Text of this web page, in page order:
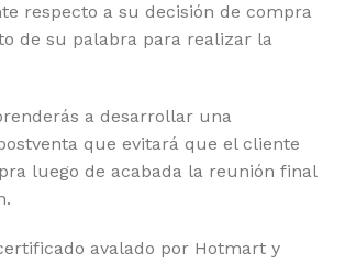
respecto a su decisión de compra
de su palabra para realizar la
a desarrollar una
que evitará que el cliente
luego de acabada la reunión final
avalado por Hotmart y